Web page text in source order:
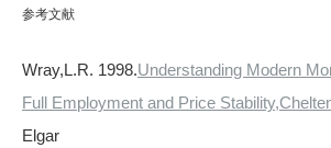
参考文献
Wray,L.R. 1998.Understanding Modern
Full Employment and Price
Elgar